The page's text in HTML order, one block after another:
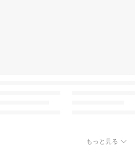
もっと見る